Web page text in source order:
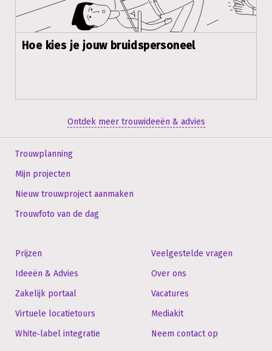
Hoe kies je jouw bruidspersoneel
Ontdek meer trouwideeën & advies
Trouwplanning
Mijn projecten
Nieuw trouwproject aanmaken
Trouwfoto van de dag
Prijzen
Ideeën & Advies
Zakelijk portaal
Virtuele locatietours
White‑label integratie
Veelgestelde vragen
Over ons
Vacatures
Mediakit
Neem contact op